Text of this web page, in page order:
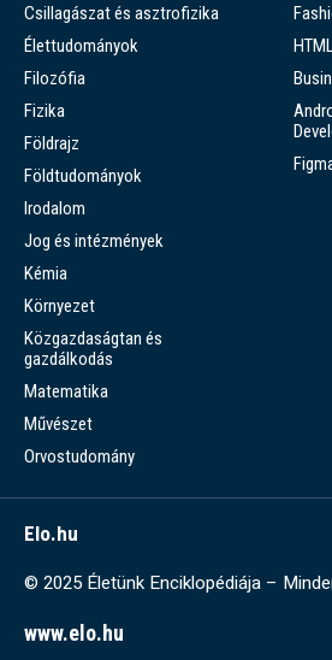
Csillagászat és asztrofizika
Élettudományok
Filozófia
Fizika
Földrajz
Földtudományok
Irodalom
Jog és intézmények
Kémia
Környezet
Közgazdaságtan és
gazdálkodás
Matematika
Művészet
Orvostudomány
Elo.hu
© 2025 Életünk Enciklopédiája –
www.elo.hu